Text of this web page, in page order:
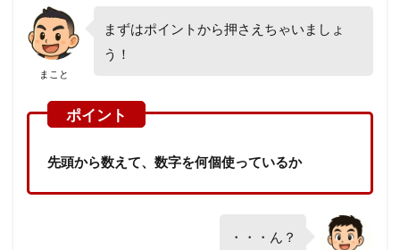
まこと
まずはポイントから押さえちゃいましょ
う！
先頭から数えて、数字を何個使っているか
・・・ん？